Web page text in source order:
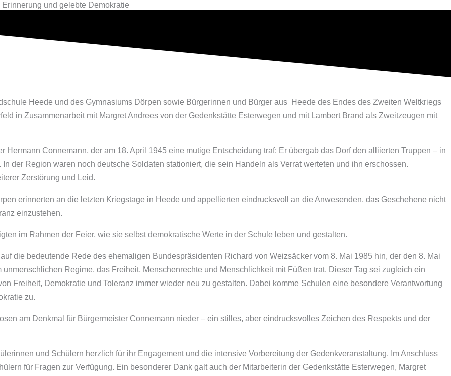
und gelebte Demokratie
Heede und des Gymnasiums Dörpen sowie Bürgerinnen und Bürger aus Heede des Endes des Zweiten Weltkriegs
in Zusammenarbeit mit Margret Andrees von der Gedenkstätte Esterwegen und mit Lambert Brand als Zweitzeugen mit
Hermann Connemann, der am 18. April 1945 eine mutige Entscheidung traf: Er übergab das Dorf den alliierten Truppen – in
der Region waren noch deutsche Soldaten stationiert, die sein Handeln als Verrat werteten und ihn erschossen.
Zerstörung und Leid.
erinnerten an die letzten Kriegstage in Heede und appellierten eindrucksvoll an die Anwesenden, das Geschehene nicht
einzustehen.
im Rahmen der Feier, wie sie selbst demokratische Werte in der Schule leben und gestalten.
die bedeutende Rede des ehemaligen Bundespräsidenten Richard von Weizsäcker vom 8. Mai 1985 hin, der den 8. Mai
Regime, das Freiheit, Menschenrechte und Menschlichkeit mit Füßen trat. Dieser Tag sei zugleich ein
Freiheit, Demokratie und Toleranz immer wieder neu zu gestalten. Dabei komme Schulen eine besondere Verantwortung
zu.
am Denkmal für Bürgermeister Connemann nieder – ein stilles, aber eindrucksvolles Zeichen des Respekts und der
und Schülern herzlich für ihr Engagement und die intensive Vorbereitung der Gedenkveranstaltung. Im Anschluss
für Fragen zur Verfügung. Ein besonderer Dank galt auch der Mitarbeiterin der Gedenkstätte Esterwegen, Margret